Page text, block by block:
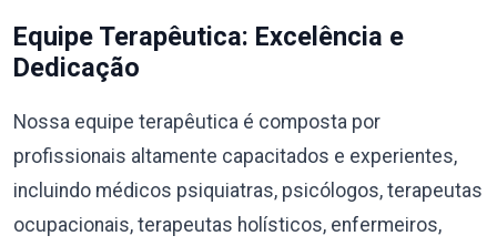
Equipe Terapêutica: Excelência e
Dedicação
Nossa equipe terapêutica é composta por
profissionais altamente capacitados e experientes,
incluindo médicos psiquiatras, psicólogos, terapeutas
ocupacionais, terapeutas holísticos, enfermeiros,